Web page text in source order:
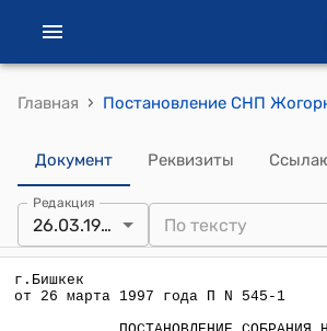
Главная ›
Документ Реквизиты
Редакция
26.03.1997